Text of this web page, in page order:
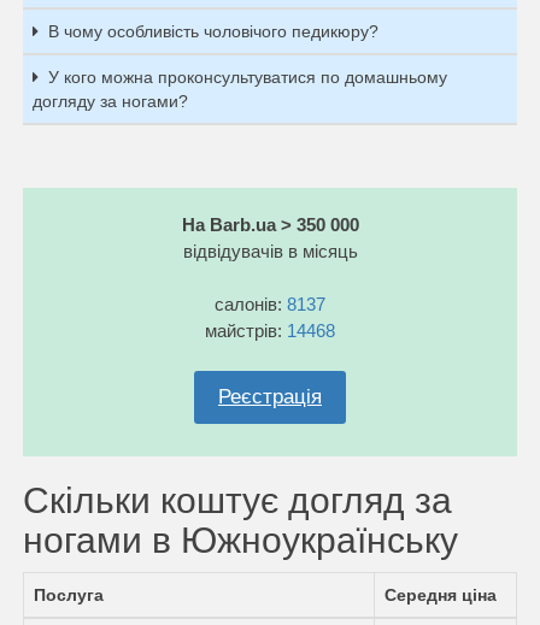
В чому особливість чоловічого педикюру?
У кого можна проконсультуватися по домашньому
догляду за ногами?
На Barb.ua > 350 000
відвідувачів в місяць
салонів: 8137
майстрів: 14468
Реєстрація
Скільки коштує догляд за
ногами в Южноукраїнську
Послуга Середня ціна